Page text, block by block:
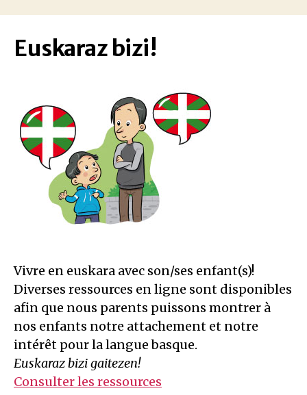
Euskaraz bizi!
Vivre en euskara avec son/ses enfant(s)!
Diverses ressources en ligne sont disponibles
afin que nous parents puissons montrer à
nos enfants notre attachement et notre
intérêt pour la langue basque.
Euskaraz bizi gaitezen!
Consulter les ressources